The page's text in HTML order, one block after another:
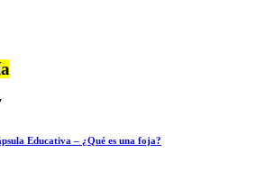
Educativa – ¿Qué es una foja?